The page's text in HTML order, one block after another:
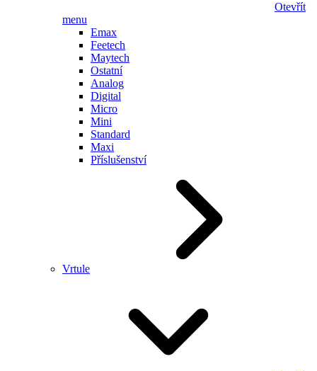
Otevřít
menu
Emax
Feetech
Maytech
Ostatní
Analog
Digital
Micro
Mini
Standard
Maxi
Příslušenství
Vrtule